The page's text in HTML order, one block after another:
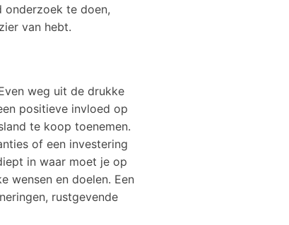
onderzoek te doen,
van hebt.
weg uit de drukke
positieve invloed op
te koop toenemen.
of een investering
in waar moet je op
wensen en doelen. Een
rustgevende